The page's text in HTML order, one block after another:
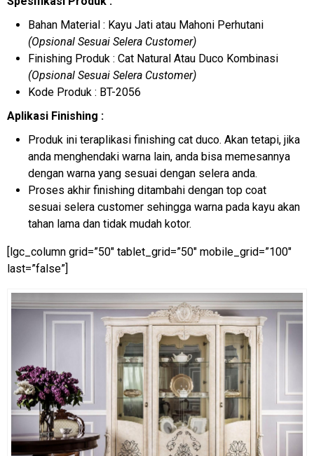
Bahan Material : Kayu Jati atau Mahoni Perhutani
(Opsional Sesuai Selera Customer)
Finishing Produk : Cat Natural Atau Duco Kombinasi
(Opsional Sesuai Selera Customer)
Kode Produk : BT-2056
Aplikasi Finishing :
Produk ini teraplikasi finishing cat duco. Akan tetapi, jika
anda menghendaki warna lain, anda bisa memesannya
dengan warna yang sesuai dengan selera anda.
Proses akhir finishing ditambahi dengan top coat
sesuai selera customer sehingga warna pada kayu akan
tahan lama dan tidak mudah kotor.
[lgc_column grid=”50″ tablet_grid=”50″ mobile_grid=”100″
last=”false”]